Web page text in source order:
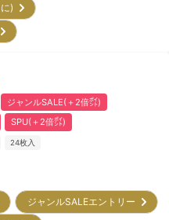
に)
ジャンルSALE(＋2倍㌽)
SPU(＋2倍㌽)
24枚入
ジャンルSALEエントリー